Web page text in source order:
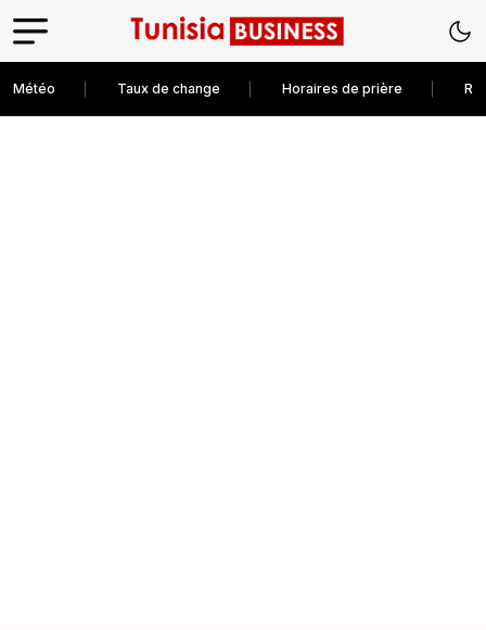
Météo Taux de change Horaires de prière